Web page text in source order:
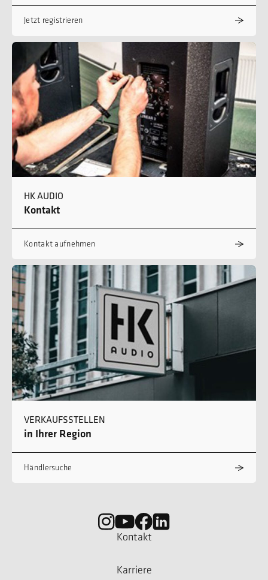
Jetzt registrieren
HK AUDIO
Kontakt
Kontakt aufnehmen
VERKAUFSSTELLEN
in Ihrer Region
Händlersuche
Kontakt
Karriere